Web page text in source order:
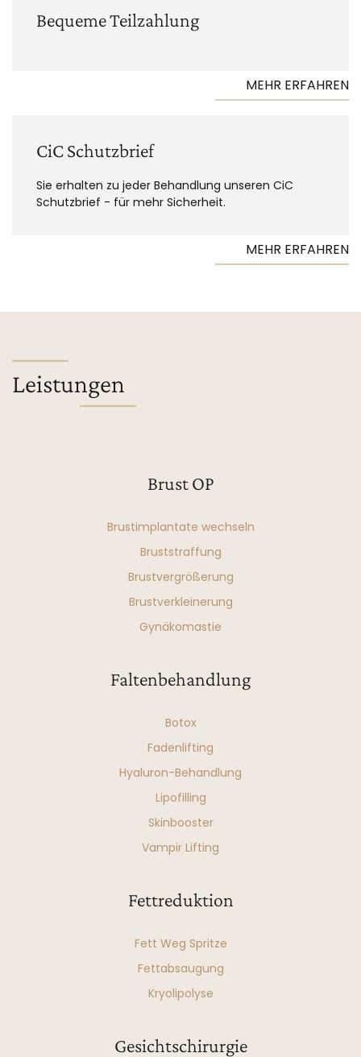
Bequeme Teilzahlung
MEHR ERFAHREN
CiC Schutzbrief
Sie erhalten zu jeder Behandlung unseren CiC
Schutzbrief - für mehr Sicherheit.
MEHR ERFAHREN
Leistungen
Brust OP
Brustimplantate wechseln
Bruststraffung
Brustvergrößerung
Brustverkleinerung
Gynäkomastie
Faltenbehandlung
Botox
Fadenlifting
Hyaluron-Behandlung
Lipofilling
Skinbooster
Vampir Lifting
Fettreduktion
Fett Weg Spritze
Fettabsaugung
Kryolipolyse
Gesichtschirurgie